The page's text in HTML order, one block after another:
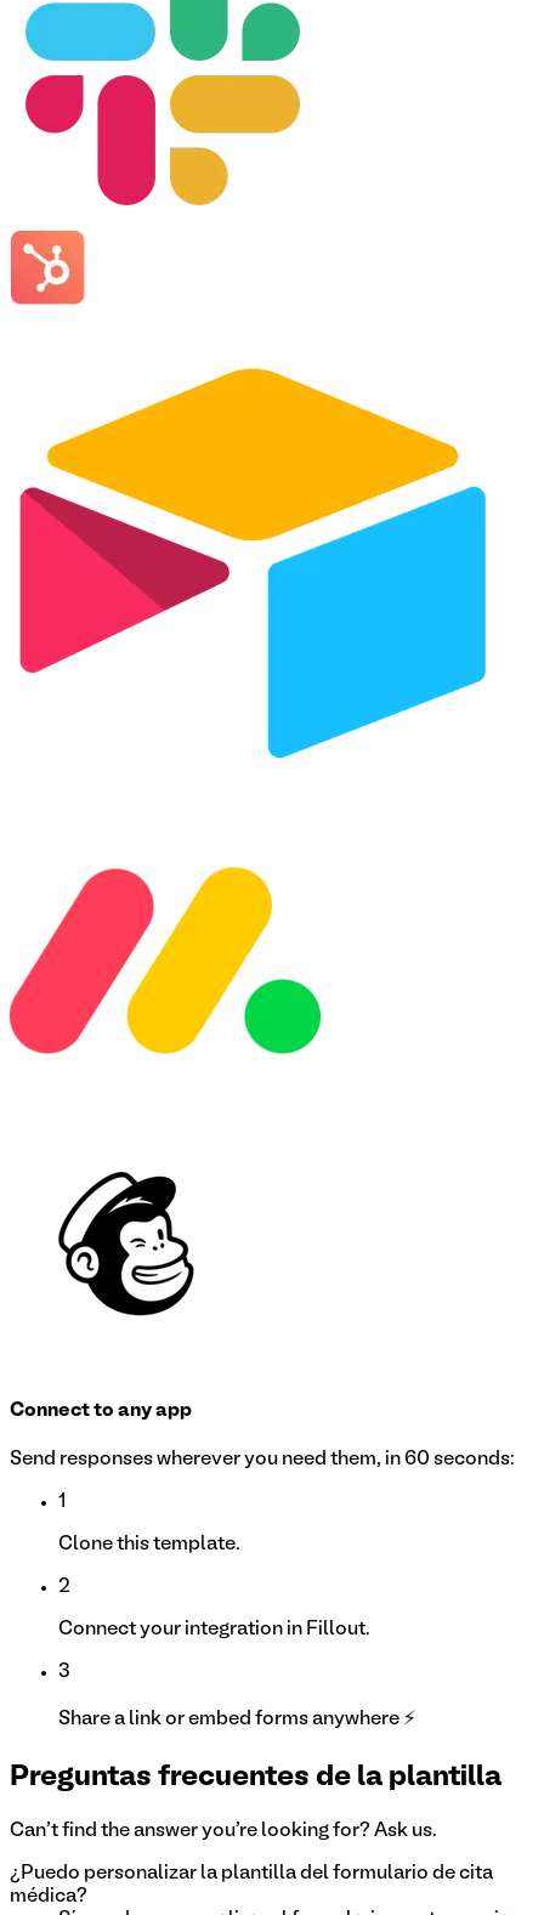
Connect to any app
Send responses wherever you need them, in 60 seconds:
1
Clone this template.
2
Connect your integration in Fillout.
3
Share a link or embed forms anywhere ⚡
Preguntas frecuentes de la plantilla
Can't find the answer you're looking for? Ask us.
¿Puedo personalizar la plantilla del formulario de cita
médica?